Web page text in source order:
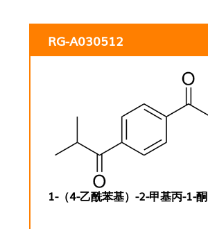
RG-A030512
1-（4-乙酰苯基）-2-甲基丙-1-酮